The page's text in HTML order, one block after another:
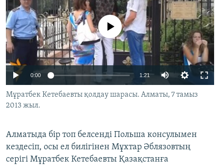
АРНАЙЫ ЖОБАЛАР
Русский
ЖАЗЫЛЫҢЫЗ
Басқа тілдерде
No media source currently available
0:00 1:21
Мұратбек Кетебаевты қолдау шарасы. Алматы, 7 тамыз
2013 жыл.
Алматыда бір топ белсенді Польша консулымен
кездесіп, осы ел билігінен Мұхтар Әблязовтың
серігі Мұратбек Кетебаевты Қазақстанға